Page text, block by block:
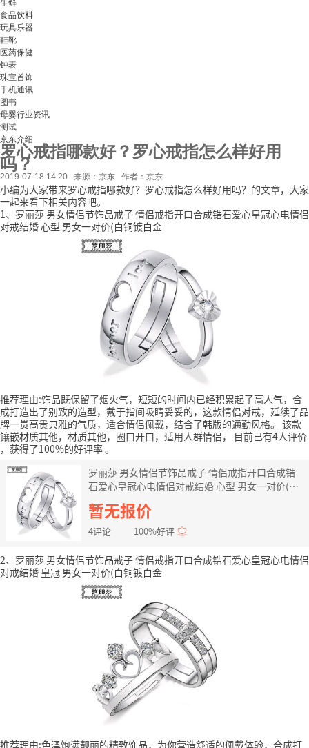
生鲜
食品饮料
玩具乐器
鞋靴
医药保健
钟表
珠宝首饰
手机通讯
图书
母婴行业资讯
测试
京东介绍
罗心戒指哪款好？罗心戒指怎么样好用
吗？
2019-07-18 14:20 来源：京东 作者：京东
小编为大家带来罗心戒指哪款好？罗心戒指怎么样好用吗？的文章，大家
一起来看下相关内容吧。
1、罗丽莎 男女情侣节饰品戒子 情侣戒指开口合成锆石爱心皇冠心电情侣
对戒结婚 心型 男女一对价(白铜镀白金
推荐理由:饰品既保留了烟火气，短短的时间内已经积累起了高人气，合
成打造出了别致的造型，戴于指间吸睛妥妥的，这款情侣对戒，延续了品
牌一贯高贵典雅的气质，适合情侣佩戴，结合了韩版的通勤风格。 该款
镶嵌材质其他，材质其他，圈口开口，适用人群情侣，
目前已有4人评价
，获得了100%的好评率。
罗丽莎 男女情侣节饰品戒子 情侣戒指开口合成锆
石爱心皇冠心电情侣对戒结婚 心型 男女一对价(白
铜镀白金
暂无报价
4评论 100%好评
2、罗丽莎 男女情侣节饰品戒子 情侣戒指开口合成锆石爱心皇冠心电情侣
对戒结婚 皇冠 男女一对价(白铜镀白金
推荐理由:色泽饱满靓丽的精致饰品，为你营造舒适的佩戴体验，合成打